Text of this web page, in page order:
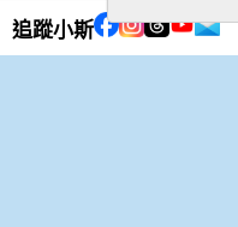
追蹤小斯
27 7 月, 2021